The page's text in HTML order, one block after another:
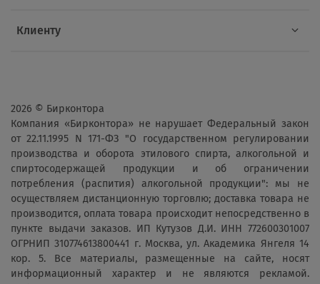
Клиенту
2026 © Бирконтора
Компания «Бирконтора» не нарушает Федеральный закон
от 22.11.1995 N 171-ФЗ "О государственном регулировании
производства и оборота этилового спирта, алкогольной и
спиртосодержащей продукции и об ограничении
потребления (распития) алкогольной продукции": мы не
осуществляем дистанционную торговлю; доставка товара не
производится, оплата товара происходит непосредственно в
пункте выдачи заказов. ИП Кутузов Д.И. ИНН 772600301007
ОГРНИП 310774613800441 г. Москва, ул. Академика Янгеля 14
кор. 5. Все материалы, размещенные на сайте, носят
информационный характер и не являются рекламой.